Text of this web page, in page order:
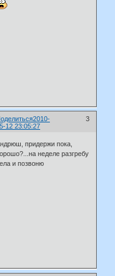
3
2010-
12 23:05:27
придержи пока,
неделе разгребу
и позвоню